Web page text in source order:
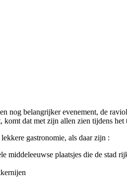
belangrijker evenement, de
dat met zijn allen zien tijdens
gastronomie, als daar zijn :
middeleeuwse plaatsjes die de stad